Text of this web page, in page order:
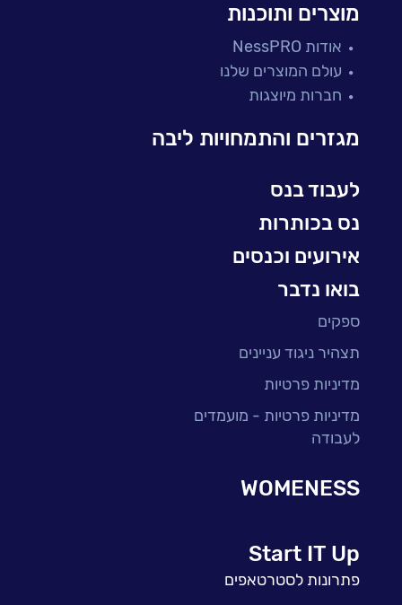
פתרונות למגזר הפיננסי
מיקור חוץ ושירותים מנוהלים
בדיקות והבטחת איכות
עולמות הענן
עולמות הסייבר
BI, Analytics & Big-Data
מוצרים ותוכנות
אודות NessPRO
עולם המוצרים שלנו
חברות מיוצגות
מגזרים והתמחויות ליבה
לעבוד בנס
נס בכותרות
אירועים וכנסים
בואו נדבר
ספקים
תצהיר ניגוד עניינים
מדיניות פרטיות
מדיניות פרטיות - מועמדים
לעבודה
WOMENESS
Start IT Up
פתרונות לסטרטאפים